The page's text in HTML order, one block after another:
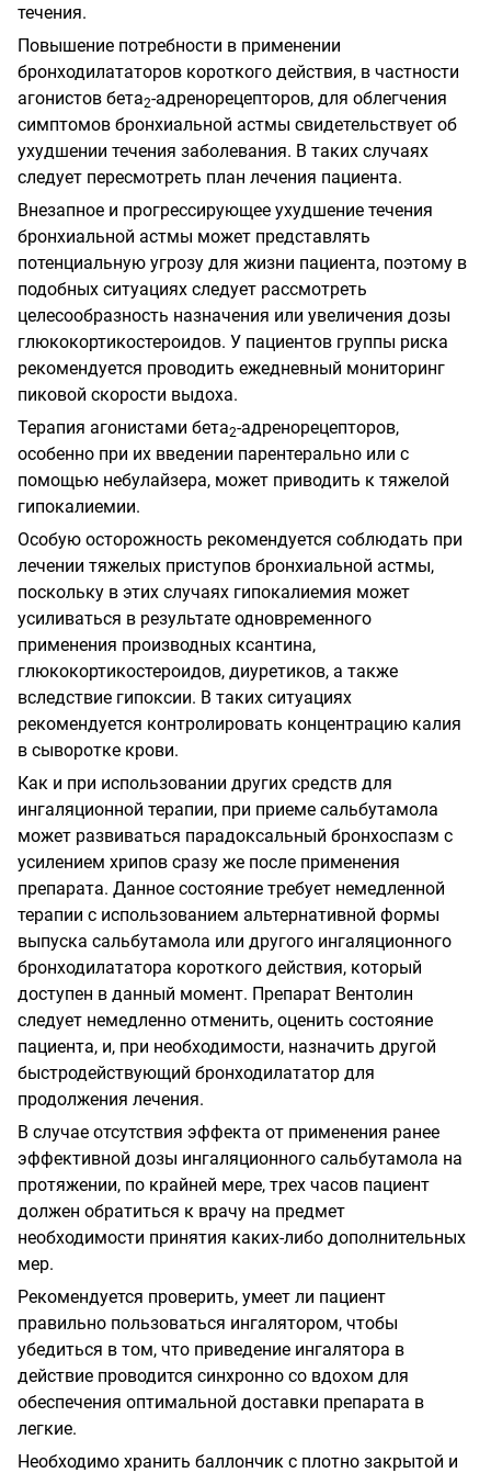
течения.
Повышение потребности в применении
бронходилататоров короткого действия, в частности
агонистов бета2-адренорецепторов, для облегчения
симптомов бронхиальной астмы свидетельствует об
ухудшении течения заболевания. В таких случаях
следует пересмотреть план лечения пациента.
Внезапное и прогрессирующее ухудшение течения
бронхиальной астмы может представлять
потенциальную угрозу для жизни пациента, поэтому в
подобных ситуациях следует рассмотреть
целесообразность назначения или увеличения дозы
глюкокортикостероидов. У пациентов группы риска
рекомендуется проводить ежедневный мониторинг
пиковой скорости выдоха.
Терапия агонистами бета2-адренорецепторов,
особенно при их введении парентерально или с
помощью небулайзера, может приводить к тяжелой
гипокалиемии.
Особую осторожность рекомендуется соблюдать при
лечении тяжелых приступов бронхиальной астмы,
поскольку в этих случаях гипокалиемия может
усиливаться в результате одновременного
применения производных ксантина,
глюкокортикостероидов, диуретиков, а также
вследствие гипоксии. В таких ситуациях
рекомендуется контролировать концентрацию калия
в сыворотке крови.
Как и при использовании других средств для
ингаляционной терапии, при приеме сальбутамола
может развиваться парадоксальный бронхоспазм с
усилением хрипов сразу же после применения
препарата. Данное состояние требует немедленной
терапии с использованием альтернативной формы
выпуска сальбутамола или другого ингаляционного
бронходилататора короткого действия, который
доступен в данный момент. Препарат Вентолин
следует немедленно отменить, оценить состояние
пациента, и, при необходимости, назначить другой
быстродействующий бронходилататор для
продолжения лечения.
В случае отсутствия эффекта от применения ранее
эффективной дозы ингаляционного сальбутамола на
протяжении, по крайней мере, трех часов пациент
должен обратиться к врачу на предмет
необходимости принятия каких-либо дополнительных
мер.
Рекомендуется проверить, умеет ли пациент
правильно пользоваться ингалятором, чтобы
убедиться в том, что приведение ингалятора в
действие проводится синхронно со вдохом для
обеспечения оптимальной доставки препарата в
легкие.
Необходимо хранить баллончик с плотно закрытой и